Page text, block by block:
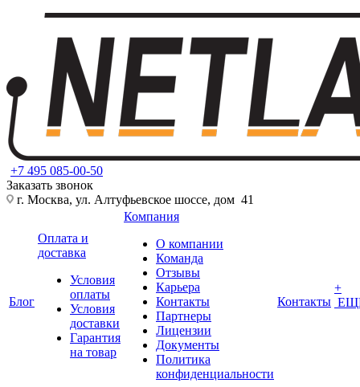
+7 495 085-00-50
Заказать звонок
г. Москва, ул. Алтуфьевское шоссе, дом 41
Блог
Оплата и
доставка
Условия
оплаты
Условия
доставки
Гарантия
на товар
Компания
О компании
Команда
Отзывы
Карьера
Контакты
Партнеры
Лицензии
Документы
Политика
конфиденциальности
Контакты
+